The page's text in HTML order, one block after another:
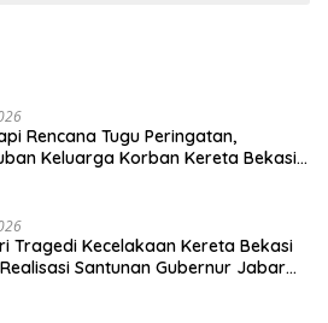
Rencana Tugu Peringatan,
Keluarga Korban Kereta Bekasi
Tragedi Kecelakaan Kereta Bekasi
Santunan Gubernur Jabar